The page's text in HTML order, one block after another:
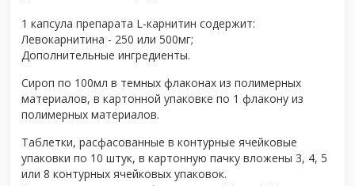
1 капсула препарата L-карнитин содержит:
Левокарнитина - 250 или 500мг;
Дополнительные ингредиенты.
Сироп по 100мл в темных флаконах из полимерных
материалов, в картонной упаковке по 1 флакону из
полимерных материалов.
Таблетки, расфасованные в контурные ячейковые
упаковки по 10 штук, в картонную пачку вложены 3, 4, 5
или 8 контурных ячейковых упаковок.